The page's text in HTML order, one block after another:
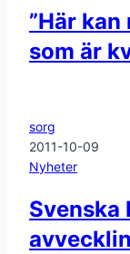
”Här
som är
sorg
2011-10-09
Nyheter
Svenska